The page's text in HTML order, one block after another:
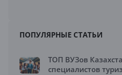
ПОПУЛЯРНЫЕ СТАТЬИ
ТОП ВУЗов
специалистов